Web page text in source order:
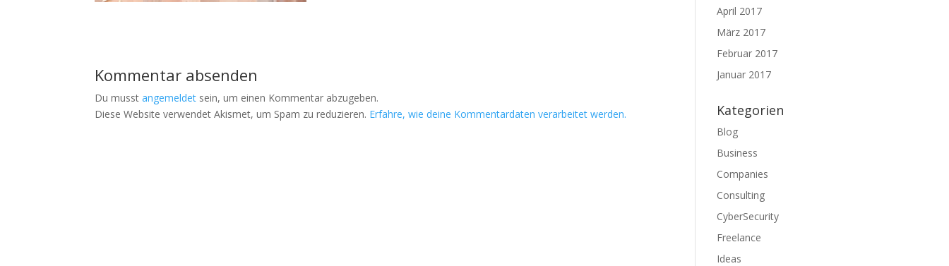
Kommentar absenden
Du musstangemeldet sein, um einen Kommentar abzugeben.
Diese Website verwendet Akismet, um Spam zu reduzieren. Erfahre, wie deine Kommentardaten verarbeitet werden.
April 2017
März 2017
Februar 2017
Januar 2017
Kategorien
Blog
Business
Companies
Consulting
CyberSecurity
Freelance
Ideas